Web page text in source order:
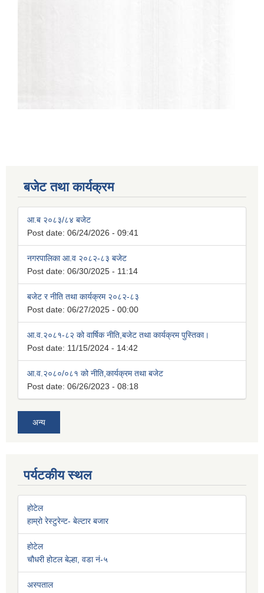
बजेट तथा कार्यक्रम
आ.ब २०८३/८४ बजेट
Post date: 06/24/2026 - 09:41
नगरपालिका आ.व २०८२-८३ बजेट
Post date: 06/30/2025 - 11:14
बजेट र नीति तथा कार्यक्रम २०८२-८३
Post date: 06/27/2025 - 00:00
आ.व.२०८१-८२ को वार्षिक नीति,बजेट तथा कार्यक्रम पुस्तिका।
Post date: 11/15/2024 - 14:42
आ.व.२०८०/०८१ को नीति,कार्यक्रम तथा बजेट
Post date: 06/26/2023 - 08:18
अन्य
पर्यटकीय स्थल
होटेल
हाम्रो रेस्टुरेन्ट- बेल्टार बजार
होटेल
चौधरी होटल बेल्हा, वडा नं-५
अस्पताल